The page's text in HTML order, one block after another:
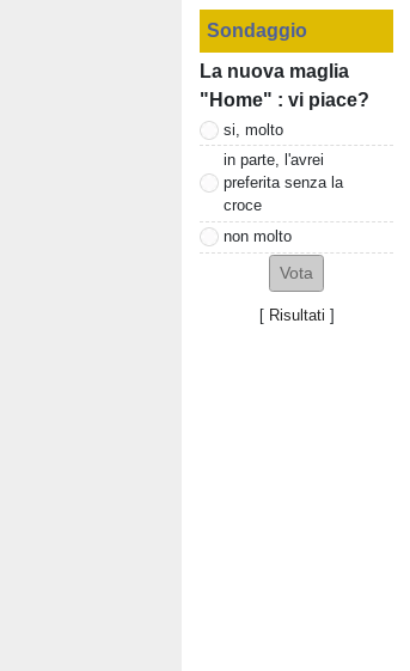
Sondaggio
La nuova maglia
"Home" : vi piace?
si, molto
in parte, l'avrei
preferita senza la
croce
non molto
[ Risultati ]